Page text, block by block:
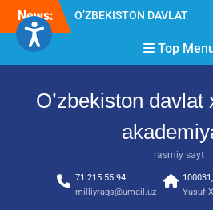
Skip
content
News:
O’ZBEKISTON DAVLAT
AKADEMIYASIDA
о‘tkazilgan kasbiy (ijodiy)
Diqqat e’lon!
imtihon jarayonlari
Top
O’zbekiston
rasmiy sayt
71 215 55 94
milliyraqs@umail.uz
Yusuf